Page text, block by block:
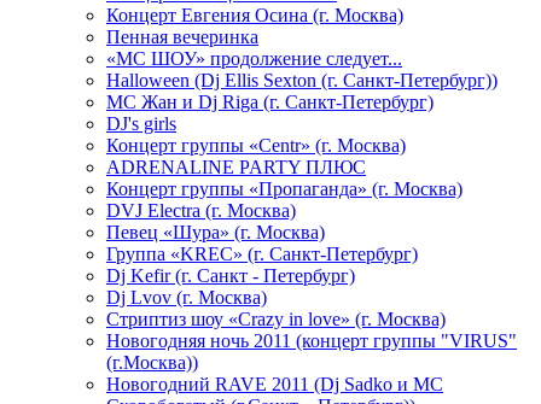
Концерт Евгения Осина (г. Москва)
Пенная вечеринка
«МС ШОУ» продолжение следует...
Halloween (Dj Ellis Sexton (г. Санкт-Петербург))
МС Жан и Dj Riga (г. Санкт-Петербург)
DJ's girls
Концерт группы «Centr» (г. Москва)
ADRENALINE PARTY ПЛЮС
Концерт группы «Пропаганда» (г. Москва)
DVJ Electra (г. Москва)
Певец «Шура» (г. Москва)
Группа «KREC» (г. Санкт-Петербург)
Dj Kefir (г. Санкт - Петербург)
Dj Lvov (г. Москва)
Стриптиз шоу «Crazy in love» (г. Москва)
Новогодняя ночь 2011 (концерт группы "VIRUS"
(г.Москва))
Новогодний RAVE 2011 (Dj Sadko и MC